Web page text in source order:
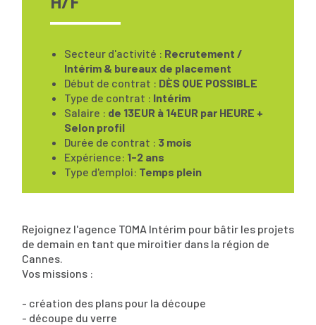
Secteur d'activité : Recrutement /
Intérim & bureaux de placement
Début de contrat : DÈS QUE POSSIBLE
Type de contrat : Intérim
Salaire : de 13EUR à 14EUR par HEURE +
Selon profil
Durée de contrat : 3 mois
Expérience: 1-2 ans
Type d'emploi: Temps plein
Rejoignez l'agence TOMA Intérim pour bâtir les projets
de demain en tant que miroitier dans la région de
Cannes.
Vos missions :
- création des plans pour la découpe
- découpe du verre